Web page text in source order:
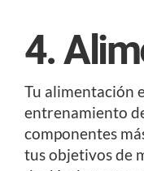
4.
Tu alimentación
entrenamiento
componentes
tus objetivos de